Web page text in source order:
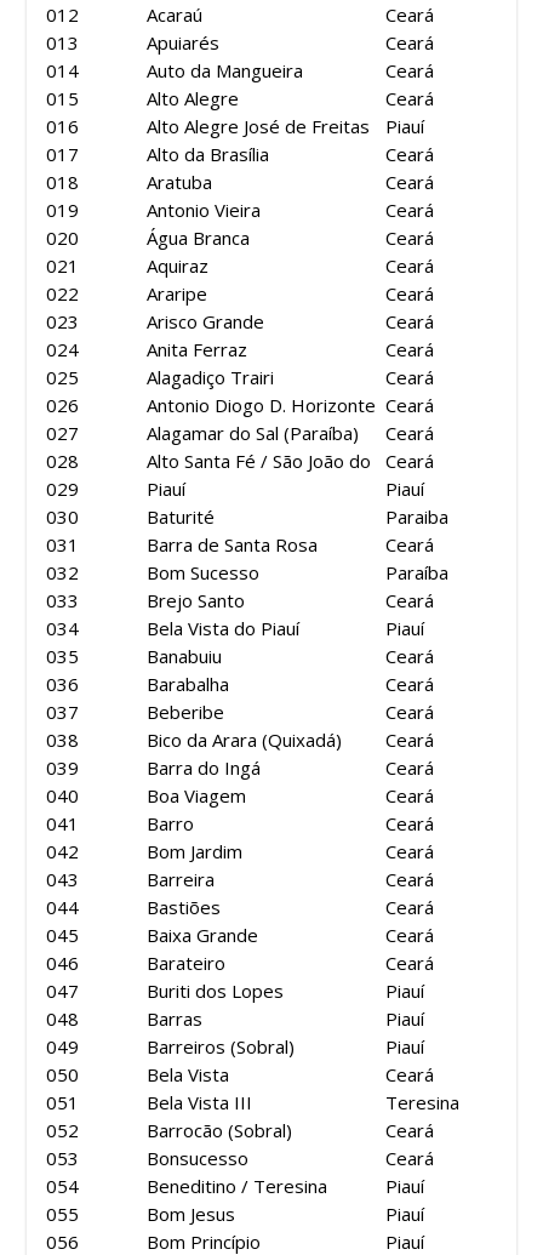
012
013
014
015
016
017
018
019
020
021
022
023
024
025
026
027
028
029
030
031
032
033
034
035
036
037
038
039
040
041
042
043
044
045
046
047
048
049
050
051
052
053
054
055
056
Acaraú
Apuiarés
Auto da Mangueira
Alto Alegre
Alto Alegre José de Freitas
Alto da Brasília
Aratuba
Antonio Vieira
Água Branca
Aquiraz
Araripe
Arisco Grande
Anita Ferraz
Alagadiço Trairi
Antonio Diogo D. Horizonte
Alagamar do Sal (Paraíba)
Alto Santa Fé / São João do
Piauí
Baturité
Barra de Santa Rosa
Bom Sucesso
Brejo Santo
Bela Vista do Piauí
Banabuiu
Barabalha
Beberibe
Bico da Arara (Quixadá)
Barra do Ingá
Boa Viagem
Barro
Bom Jardim
Barreira
Bastiões
Baixa Grande
Barateiro
Buriti dos Lopes
Barras
Barreiros (Sobral)
Bela Vista
Bela Vista III
Barrocão (Sobral)
Bonsucesso
Beneditino / Teresina
Bom Jesus
Bom Princípio
Ceará
Ceará
Ceará
Ceará
Piauí
Ceará
Ceará
Ceará
Ceará
Ceará
Ceará
Ceará
Ceará
Ceará
Ceará
Ceará
Ceará
Piauí
Paraiba
Ceará
Paraíba
Ceará
Piauí
Ceará
Ceará
Ceará
Ceará
Ceará
Ceará
Ceará
Ceará
Ceará
Ceará
Ceará
Ceará
Piauí
Piauí
Piauí
Ceará
Teresina
Ceará
Ceará
Piauí
Piauí
Piauí